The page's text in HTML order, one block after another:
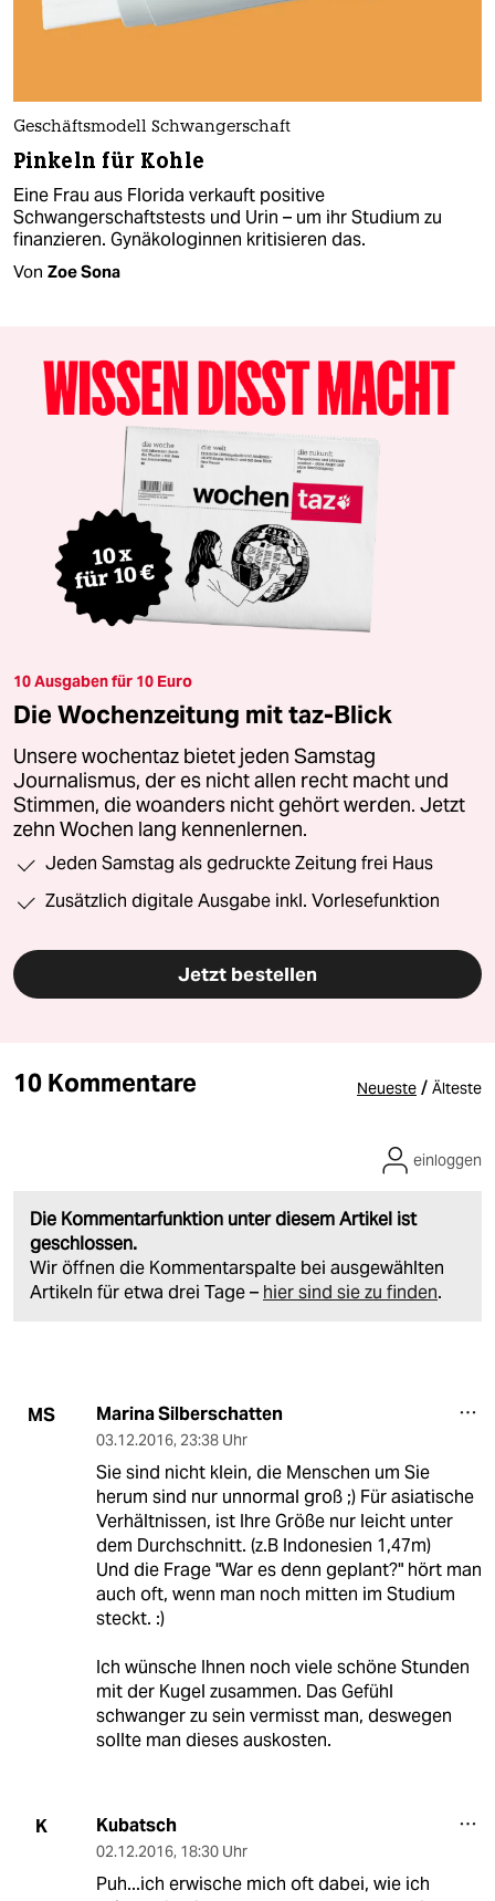
Geschäftsmodell Schwangerschaft
Pinkeln für Kohle
Eine Frau aus Florida verkauft positive
Schwangerschaftstests und Urin – um ihr Studium zu
finanzieren. Gynäkologinnen kritisieren das.
Von Zoe Sona
10 Ausgaben für 10 Euro
Die Wochenzeitung mit taz-Blick
Unsere wochentaz bietet jeden Samstag
Journalismus, der es nicht allen recht macht und
Stimmen, die woanders nicht gehört werden. Jetzt
zehn Wochen lang kennenlernen.
Jeden Samstag als gedruckte Zeitung frei Haus
Zusätzlich digitale Ausgabe inkl. Vorlesefunktion
Jetzt bestellen
10 Kommentare Neueste / Älteste
Die Kommentarfunktion unter diesem Artikel ist
geschlossen.
Wir öffnen die Kommentarspalte bei ausgewählten
Artikeln für etwa drei Tage – hier sind sie zu finden.
einloggen
MS Marina Silberschatten
03.12.2016, 23:38 Uhr
Sie sind nicht klein, die Menschen um Sie
herum sind nur unnormal groß ;) Für asiatische
Verhältnissen, ist Ihre Größe nur leicht unter
dem Durchschnitt. (z.B Indonesien 1,47m)
Und die Frage "War es denn geplant?" hört man
auch oft, wenn man noch mitten im Studium
steckt. :)
Ich wünsche Ihnen noch viele schöne Stunden
mit der Kugel zusammen. Das Gefühl
schwanger zu sein vermisst man, deswegen
sollte man dieses auskosten.
K Kubatsch
02.12.2016, 18:30 Uhr
Puh...ich erwische mich oft dabei, wie ich